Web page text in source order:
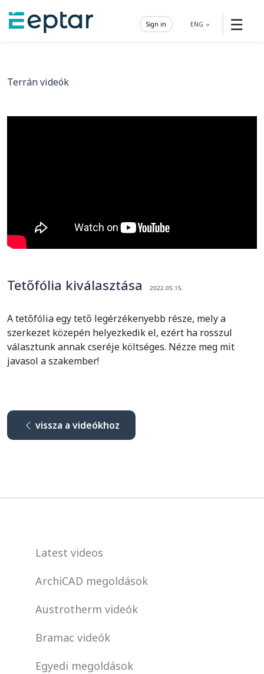
☰
ENG
Sign in
Terrán videók
Tetőfólia kiválasztása 2022.05.15.
A tetőfólia egy tető legérzékenyebb része, mely a
szerkezet közepén helyezkedik el, ezért ha rosszul
választunk annak cseréje költséges. Nézze meg mit
javasol a szakember!
vissza a videókhoz
Latest videos
ArchiCAD megoldások
Austrotherm videók
Bramac videók
Egyedi megoldások